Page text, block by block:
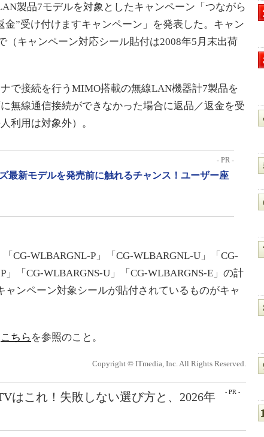
製品7モデルを対象としたキャンペーン「つながら
金”受け付けますキャンペーン」を発表した。キャン
（キャンペーン対応シール貼付は2008年5月末出荷
で接続を行うMIMO搭載の無線LAN機器計7製品を
無線通信接続ができなかった場合に返品／返金を受
利用は対象外）。
- PR -
最新モデルを発売前に触れるチャンス！ユーザー座
CG-WLBARGNL-P」「CG-WLBARGNL-U」「CG-
」「CG-WLBARGNS-U」「CG-WLBARGNS-E」の計
ャンペーン対象シールが貼付されているものがキャ
こちら を参照のこと。
Copyright © ITmedia, Inc. All Rights Reserved.
- PR -
はこれ！失敗しない選び方と、2026年